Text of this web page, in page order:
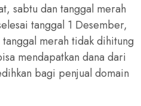
sabtu dan tanggal merah
tanggal 1 Desember,
tanggal merah tidak dihitung
mendapatkan dana dari
bagi penjual domain